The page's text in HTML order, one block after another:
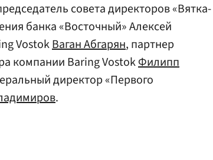
совета директоров «Вятка-
банка «Восточный» Алексей
VostokВаган Абгарян, партнер
компании Baring VostokФилипп
директор «Первого
.